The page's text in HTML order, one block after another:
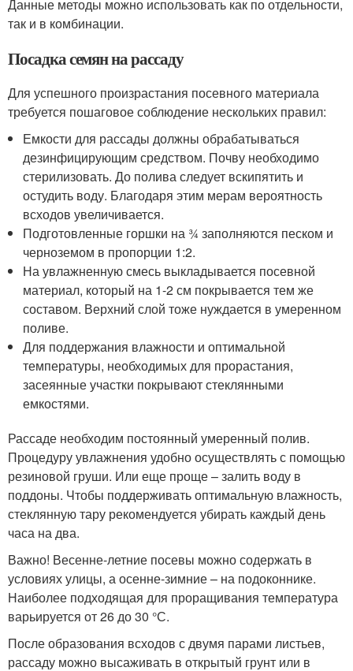
Данные методы можно использовать как по отдельности,
так и в комбинации.
Посадка семян на рассаду
Для успешного произрастания посевного материала
требуется пошаговое соблюдение нескольких правил:
Емкости для рассады должны обрабатываться
дезинфицирующим средством. Почву необходимо
стерилизовать. До полива следует вскипятить и
остудить воду. Благодаря этим мерам вероятность
всходов увеличивается.
Подготовленные горшки на ¾ заполняются песком и
черноземом в пропорции 1:2.
На увлажненную смесь выкладывается посевной
материал, который на 1-2 см покрывается тем же
составом. Верхний слой тоже нуждается в умеренном
поливе.
Для поддержания влажности и оптимальной
температуры, необходимых для прорастания,
засеянные участки покрывают стеклянными
емкостями.
Рассаде необходим постоянный умеренный полив.
Процедуру увлажнения удобно осуществлять с помощью
резиновой груши. Или еще проще – залить воду в
поддоны. Чтобы поддерживать оптимальную влажность,
стеклянную тару рекомендуется убирать каждый день
часа на два.
Важно! Весенне-летние посевы можно содержать в
условиях улицы, а осенне-зимние – на подоконнике.
Наиболее подходящая для проращивания температура
варьируется от 26 до 30 °С.
После образования всходов с двумя парами листьев,
рассаду можно высаживать в открытый грунт или в